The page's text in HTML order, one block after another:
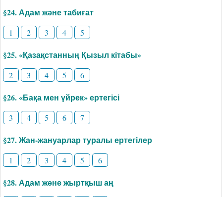
§24. Адам және табиғат
1 2 3 4 5
§25. «Қазақстанның Қызыл кітабы»
2 3 4 5 6
§26. «Бақа мен үйрек» ертегісі
3 4 5 6 7
§27. Жан-жануарлар туралы ертегілер
1 2 3 4 5 6
§28. Адам және жыртқыш аң